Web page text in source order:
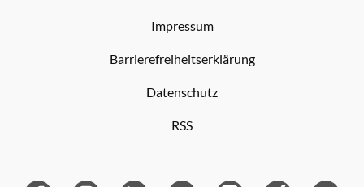
Impressum
Barrierefreiheitserklärung
Datenschutz
RSS